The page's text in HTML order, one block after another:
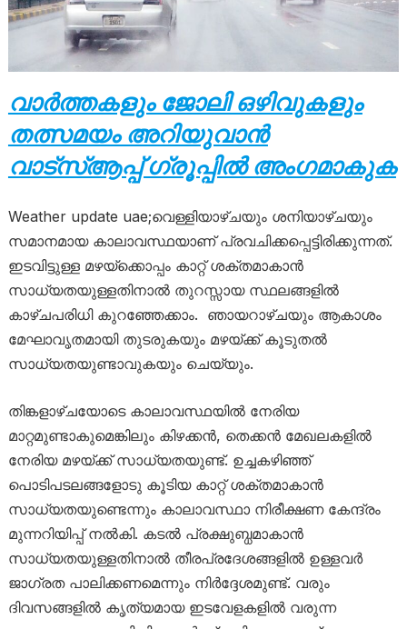
വാർത്തകളും ജോലി ഒഴിവുകളും
തത്സമയം അറിയുവാൻ
വാട്സ്ആപ്പ് ഗ്രൂപ്പിൽ അംഗമാകുക
Weather update uae;വെള്ളിയാഴ്ചയും ശനിയാഴ്ചയും
സമാനമായ കാലാവസ്ഥയാണ് പ്രവചിക്കപ്പെട്ടിരിക്കുന്നത്.
ഇടവിട്ടുള്ള മഴയ്‌ക്കൊപ്പം കാറ്റ് ശക്തമാകാൻ
സാധ്യതയുള്ളതിനാൽ തുറസ്സായ സ്ഥലങ്ങളിൽ
കാഴ്ചപരിധി കുറഞ്ഞേക്കാം. ഞായറാഴ്ചയും ആകാശം
മേഘാവൃതമായി തുടരുകയും മഴയ്ക്ക് കൂടുതൽ
സാധ്യതയുണ്ടാവുകയും ചെയ്യും.
തിങ്കളാഴ്ചയോടെ കാലാവസ്ഥയിൽ നേരിയ
മാറ്റമുണ്ടാകുമെങ്കിലും കിഴക്കൻ, തെക്കൻ മേഖലകളിൽ
നേരിയ മഴയ്ക്ക് സാധ്യതയുണ്ട്. ഉച്ചകഴിഞ്ഞ്
പൊടിപടലങ്ങളോടു കൂടിയ കാറ്റ് ശക്തമാകാൻ
സാധ്യതയുണ്ടെന്നും കാലാവസ്ഥാ നിരീക്ഷണ കേന്ദ്രം
മുന്നറിയിപ്പ് നൽകി. കടൽ പ്രക്ഷുബ്ധമാകാൻ
സാധ്യതയുള്ളതിനാൽ തീരപ്രദേശങ്ങളിൽ ഉള്ളവർ
ജാഗ്രത പാലിക്കണമെന്നും നിർദ്ദേശമുണ്ട്. വരും
ദിവസങ്ങളിൽ കൃത്യമായ ഇടവേളകളിൽ വരുന്ന